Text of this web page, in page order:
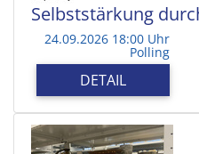
Selbststärkung
24.09.2026 18:00 Uhr
Polling
DETAIL